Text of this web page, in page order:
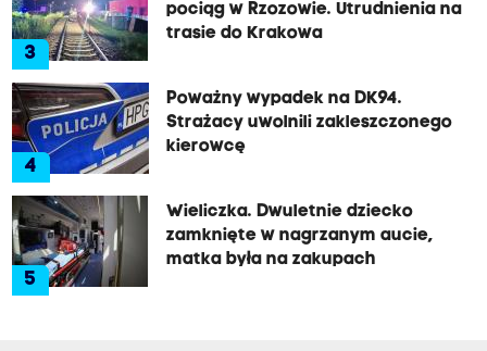
3
pociąg w Rzozowie. Utrudnienia na
trasie do Krakowa
4
Poważny wypadek na DK94.
Strażacy uwolnili zakleszczonego
kierowcę
5
Wieliczka. Dwuletnie dziecko
zamknięte w nagrzanym aucie,
matka była na zakupach